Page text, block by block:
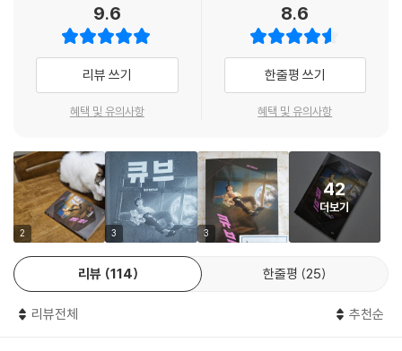
증폭된다. 이런 동력을 바탕으로 작품은 갑자기 1년 뒤 현실로 돌려보내진
연우의 ‘미래 살기’와 주변인들과의 교류, 특히 친구 ‘해고니’와의 애정 관
계와 ‘복제된 자아’의 출현을 흥미진진하게 담아가며 큐브는 우리가 기댔
거나 혹은 속박된 일종의 관념이거나 체제였음을 확인케 한다.
기 있게 전개되는 이 작품은 연우와 해고니의 쫄깃한 연애담이기도 하다.
그런데 둘의 갈등과 해소는 각자가 큐브에 갇혀 분투하는 과정과 연결되
며, 이는 독자에게 우리는 저마다 어떤 큐브에 갇혀 ‘진짜 나’를 놓치고 있
는지 질문케 한다. 현실을 여실하게 비추는 SF의 역설적 속성이 제대로 발
휘된 이 작품은 리얼리즘과 SF가 만나 이룰 수 있는 한 정점을, 청소년을
포함한 다양한 독자에게 선사한다.
학
9.6
리뷰 쓰기
혜택 및 유의사항
8.6
한줄평 쓰기
혜택 및 유의사항
2 3 3
42
더보기
리뷰 114 한줄평 25
리뷰전체 추천순